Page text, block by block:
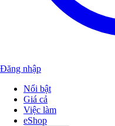
Đăng nhập
Nổi bật
Giá cả
Việc làm
eShop